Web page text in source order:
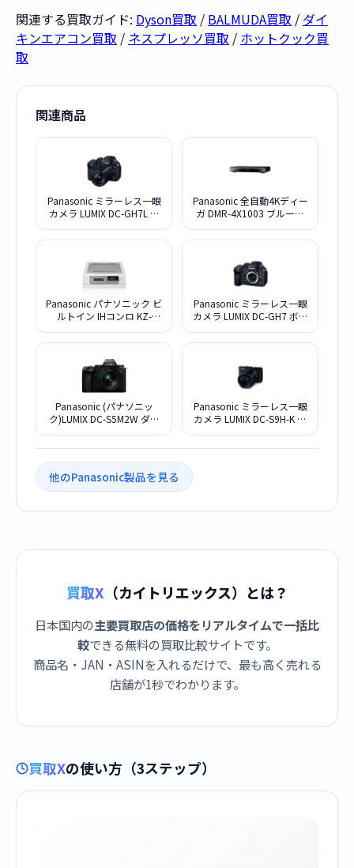
関連する買取ガイド: Dyson買取 / BALMUDA買取 / ダイ
キンエアコン買取 / ネスプレッソ買取 / ホットクック買
取
関連商品
Panasonic ミラーレス一眼
カメラ LUMIX DC-GH7L 標
Panasonic 全自動4Kディー
ガ DMR-4X1003 ブルーレ
10TB
Panasonic パナソニック ビ
ルトイン IHコンロ KZ-
Panasonic ミラーレス一眼
カメラ LUMIX DC-GH7 ボデ
Panasonic (パナソニッ
ク)LUMIX DC-S5M2W ダブ
Panasonic ミラーレス一眼
カメラ LUMIX DC-S9H-K 高
他のPanasonic製品を見る
買取X （カイトリエックス）とは？
日本国内の主要買取店の価格をリアルタイムで一括比
較できる無料の買取比較サイトです。
商品名・JAN・ASINを入れるだけで、最も高く売れる
店舗が1秒でわかります。
買取Xの使い方（3ステップ）